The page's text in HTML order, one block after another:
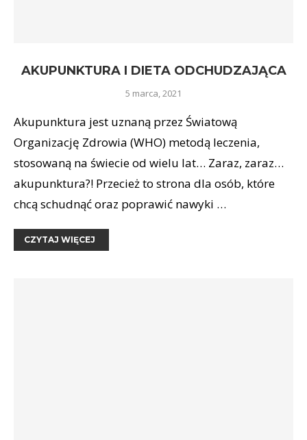
AKUPUNKTURA I DIETA ODCHUDZAJĄCA
5 marca, 2021
Akupunktura jest uznaną przez Światową
Organizację Zdrowia (WHO) metodą leczenia,
stosowaną na świecie od wielu lat… Zaraz, zaraz…
akupunktura?! Przecież to strona dla osób, które
chcą schudnąć oraz poprawić nawyki …
CZYTAJ WIĘCEJ